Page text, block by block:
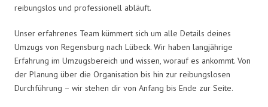
reibungslos und professionell abläuft.
Unser erfahrenes Team kümmert sich um alle Details deines
Umzugs von Regensburg nach Lübeck. Wir haben langjährige
Erfahrung im Umzugsbereich und wissen, worauf es ankommt. Von
der Planung über die Organisation bis hin zur reibungslosen
Durchführung – wir stehen dir von Anfang bis Ende zur Seite.